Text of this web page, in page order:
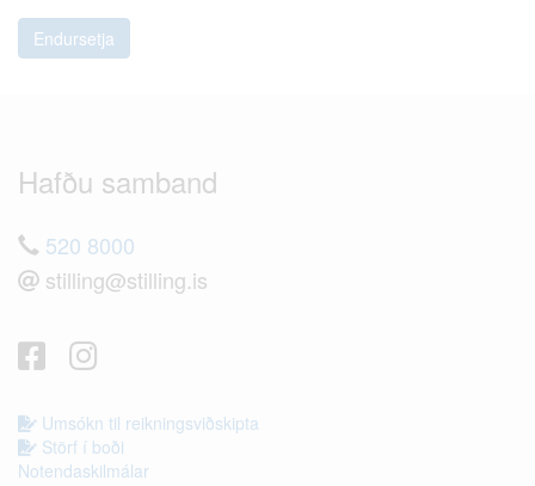
Hafðu samband
520 8000
stilling@stilling.is
Umsókn til reikningsviðskipta
Störf í boði
Notendaskilmálar